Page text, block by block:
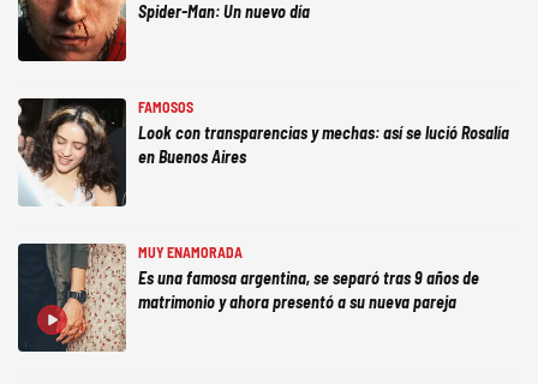
Spider-Man: Un nuevo día
FAMOSOS
Look con transparencias y mechas: así se lució Rosalía
en Buenos Aires
MUY ENAMORADA
Es una famosa argentina, se separó tras 9 años de
matrimonio y ahora presentó a su nueva pareja